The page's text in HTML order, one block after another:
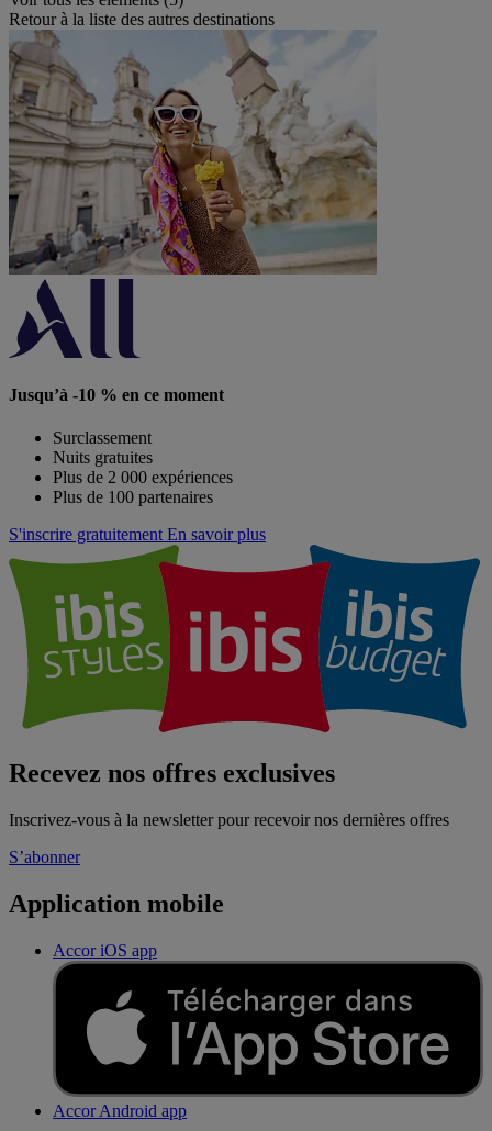
Retour à la liste des autres destinations
Jusqu’à -10 % en ce moment
Surclassement
Nuits gratuites
Plus de 2 000 expériences
Plus de 100 partenaires
S'inscrire gratuitement En savoir plus
Recevez nos offres exclusives
Inscrivez-vous à la newsletter pour recevoir nos dernières offres
S’abonner
Application mobile
Accor iOS app
Accor Android app